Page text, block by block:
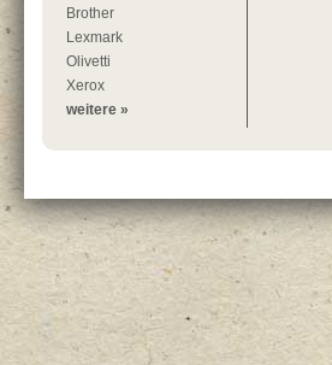
Brother
Lexmark
Olivetti
Xerox
weitere »